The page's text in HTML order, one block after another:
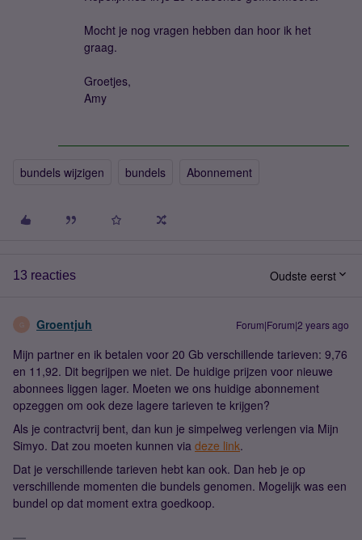
Mocht je nog vragen hebben dan hoor ik het
graag.
Groetjes,
Amy
bundels wijzigen bundels Abonnement
13 reacties Oudste eerst
G Groentjuh Forum|Forum|2 years ago
Mijn partner en ik betalen voor 20 Gb verschillende tarieven: 9,76
en 11,92. Dit begrijpen we niet. De huidige prijzen voor nieuwe
abonnees liggen lager. Moeten we ons huidige abonnement
opzeggen om ook deze lagere tarieven te krijgen?
Als je contractvrij bent, dan kun je simpelweg verlengen via Mijn
Simyo. Dat zou moeten kunnen via deze link.
Dat je verschillende tarieven hebt kan ook. Dan heb je op
verschillende momenten die bundels genomen. Mogelijk was een
bundel op dat moment extra goedkoop.